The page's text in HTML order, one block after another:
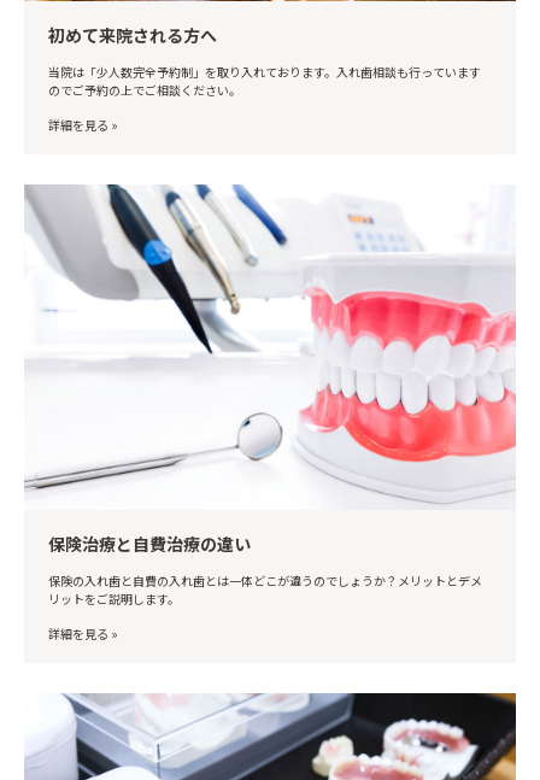
初めて来院される方へ
当院は「少人数完全予約制」を取り入れております。入れ歯相談も行っています
のでご予約の上でご相談ください。
詳細を見る »
保険治療と自費治療の違い
保険の入れ歯と自費の入れ歯とは一体どこが違うのでしょうか？メリットとデメ
リットをご説明します。
詳細を見る »